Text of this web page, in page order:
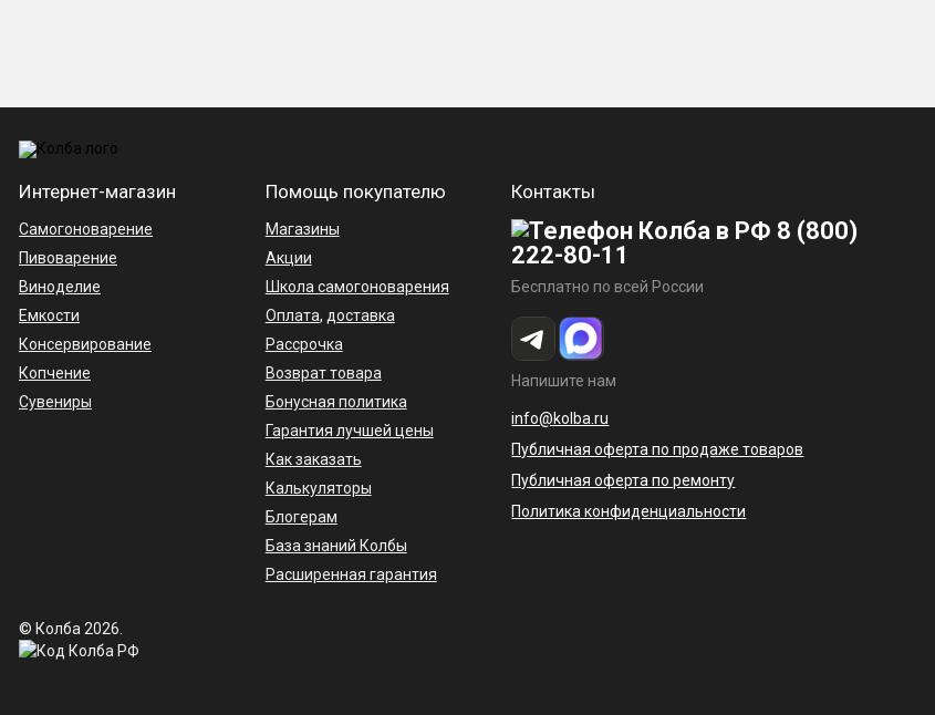
Интернет-магазин
Самогоноварение
Пивоварение
Виноделие
Емкости
Консервирование
Копчение
Сувениры
Помощь покупателю
Магазины
Акции
Школа самогоноварения
Оплата, доставка
Рассрочка
Возврат товара
Бонусная политика
Гарантия лучшей цены
Как заказать
Калькуляторы
Блогерам
База знаний Колбы
Расширенная гарантия
Контакты
8 (800)
222-80-11
Бесплатно по всей России
Напишите нам
info@kolba.ru
Публичная оферта по продаже товаров
Публичная оферта по ремонту
Политика конфиденциальности
© Колба 2026.